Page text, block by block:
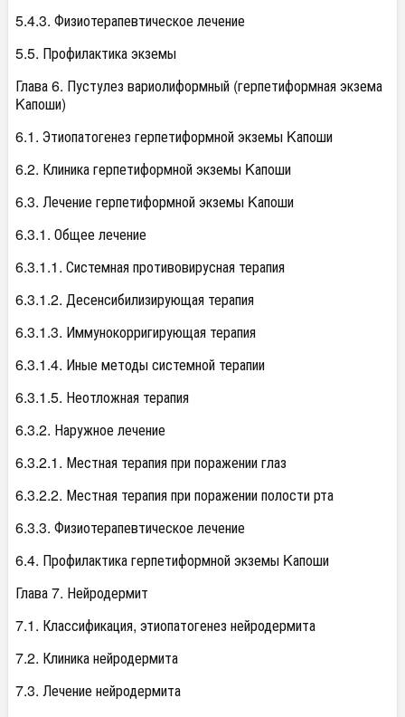
5.4.3. Физиотерапевтическое лечение
5.5. Профилактика экземы
Глава 6. Пустулез вариолиформный (герпетиформная экзема
Kапоши)
6.1. Этиопатогенез герпетиформной экземы Kапоши
6.2. Клиника герпетиформной экземы Kапоши
6.3. Лечение герпетиформной экземы Kапоши
6.3.1. Общее лечение
6.3.1.1. Системная противовирусная терапия
6.3.1.2. Десенсибилизирующая терапия
6.3.1.3. Иммунокорригирующая терапия
6.3.1.4. Иные методы системной терапии
6.3.1.5. Неотложная терапия
6.3.2. Наружное лечение
6.3.2.1. Местная терапия при поражении глаз
6.3.2.2. Местная терапия при поражении полости рта
6.3.3. Физиотерапевтическое лечение
6.4. Профилактика герпетиформной экземы Kапоши
Глава 7. Нейродермит
7.1. Классификация, этиопатогенез нейродермита
7.2. Клиника нейродермита
7.3. Лечение нейродермита